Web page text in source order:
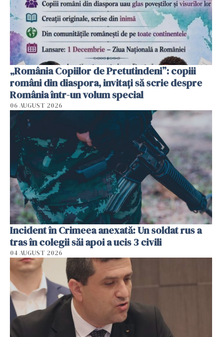
„România Copiilor de Pretutindeni”: copiii
români din diaspora, invitați să scrie despre
România într-un volum special
06 AUGUST 2026
Incident în Crimeea anexată: Un soldat rus a
tras în colegii săi apoi a ucis 3 civili
04 AUGUST 2026